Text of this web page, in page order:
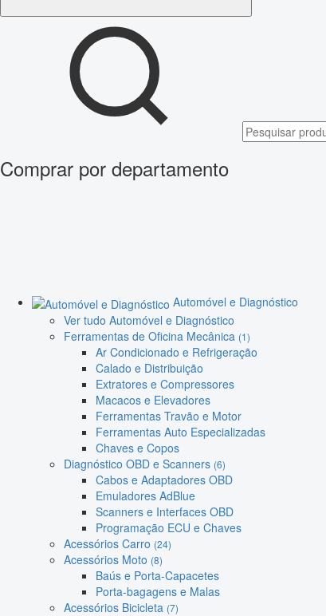
Comprar por departamento
Automóvel e Diagnóstico
Ver tudo Automóvel e Diagnóstico
Ferramentas de Oficina Mecânica (1)
Ar Condicionado e Refrigeração
Calado e Distribuição
Extratores e Compressores
Macacos e Elevadores
Ferramentas Travão e Motor
Ferramentas Auto Especializadas
Chaves e Copos
Diagnóstico OBD e Scanners (6)
Cabos e Adaptadores OBD
Emuladores AdBlue
Scanners e Interfaces OBD
Programação ECU e Chaves
Acessórios Carro (24)
Acessórios Moto (8)
Baús e Porta-Capacetes
Porta-bagagens e Malas
Acessórios Bicicleta (7)